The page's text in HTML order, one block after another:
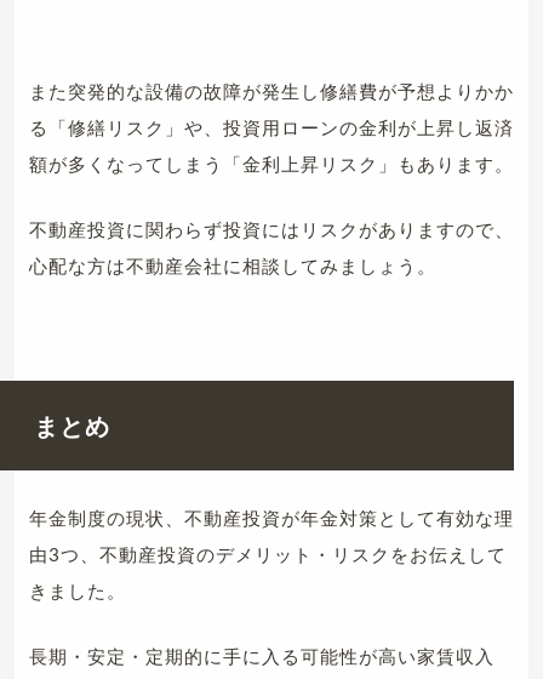
また突発的な設備の故障が発生し修繕費が予想よりかか
る「修繕リスク」や、投資用ローンの金利が上昇し返済
額が多くなってしまう「金利上昇リスク」もあります。
不動産投資に関わらず投資にはリスクがありますので、
心配な方は不動産会社に相談してみましょう。
まとめ
年金制度の現状、不動産投資が年金対策として有効な理
由3つ、不動産投資のデメリット・リスクをお伝えして
きました。
長期・安定・定期的に手に入る可能性が高い家賃収入